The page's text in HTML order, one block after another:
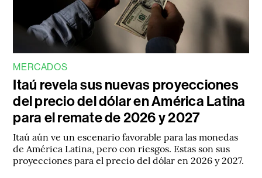
MERCADOS
Itaú revela sus nuevas proyecciones
del precio del dólar en América Latina
para el remate de 2026 y 2027
Itaú aún ve un escenario favorable para las monedas
de América Latina, pero con riesgos. Estas son sus
proyecciones para el precio del dólar en 2026 y 2027.